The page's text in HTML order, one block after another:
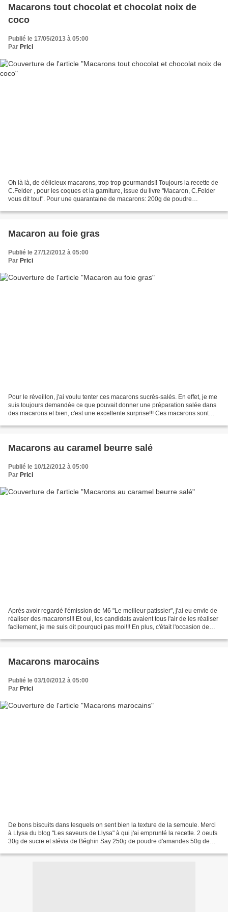
Macarons tout chocolat et chocolat noix de
coco
Publié le 17/05/2013 à 05:00
Par Prici
Oh là là, de délicieux macarons, trop trop gourmands!! Toujours la recette de
C.Felder , pour les coques et la garniture, issue du livre "Macaron, C.Felder
vous dit tout". Pour une quarantaine de macarons: 200g de poudre
Macaron au foie gras
Publié le 27/12/2012 à 05:00
Par Prici
Pour le réveillon, j'ai voulu tenter ces macarons sucrés-salés. En effet, je me
suis toujours demandée ce que pouvait donner une préparation salée dans
des macarons et bien, c'est une excellente surprise!!! Ces macarons sont
Macarons au caramel beurre salé
Publié le 10/12/2012 à 05:00
Par Prici
Après avoir regardé l'émission de M6 "Le meilleur patissier", j'ai eu envie de
réaliser des macarons!!! Et oui, les candidats avaient tous l'air de les réaliser
facilement, je me suis dit pourquoi pas moi!!! En plus, c'était l'occasion de
Macarons marocains
Publié le 03/10/2012 à 05:00
Par Prici
De bons biscuits dans lesquels on sent bien la texture de la semoule. Merci
à Llysa du blog "Les saveurs de Llysa" à qui j'ai emprunté la recette. 2 oeufs
30g de sucre et stévia de Béghin Say 250g de poudre d'amandes 50g de